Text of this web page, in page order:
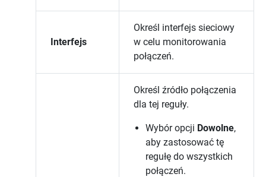
Interfejs
Określ interfejs sieciowy
w celu monitorowania
połączeń.
Określ źródło połączenia
dla tej reguły.
Wybór opcji Dowolne,
aby zastosować tę
regułę do wszystkich
połączeń.